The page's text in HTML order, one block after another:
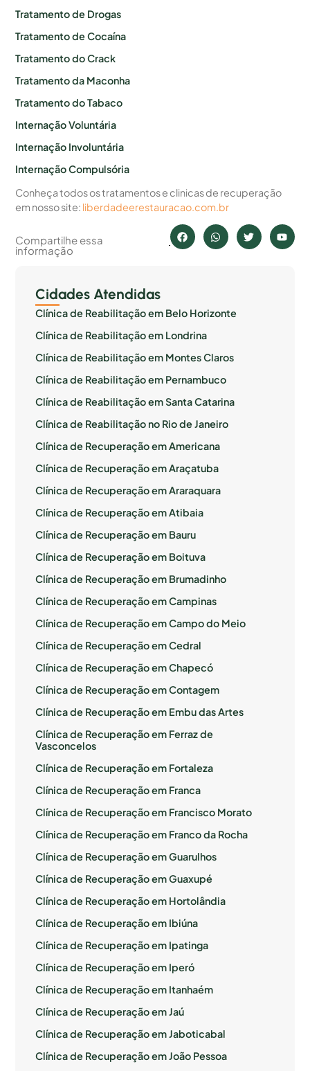
Tratamento de Drogas
Tratamento de Cocaína
Tratamento do Crack
Tratamento da Maconha
Tratamento do Tabaco
Internação Voluntária
Internação Involuntária
Internação Compulsória
Conheça todos os tratamentos e clinicas de recuperação
em nosso site: liberdadeerestauracao.com.br
Compartilhe essa
informação
Cidades Atendidas
Clínica de Reabilitação em Belo Horizonte
Clínica de Reabilitação em Londrina
Clínica de Reabilitação em Montes Claros
Clínica de Reabilitação em Pernambuco
Clínica de Reabilitação em Santa Catarina
Clínica de Reabilitação no Rio de Janeiro
Clínica de Recuperação em Americana
Clínica de Recuperação em Araçatuba
Clínica de Recuperação em Araraquara
Clínica de Recuperação em Atibaia
Clínica de Recuperação em Bauru
Clínica de Recuperação em Boituva
Clínica de Recuperação em Brumadinho
Clínica de Recuperação em Campinas
Clínica de Recuperação em Campo do Meio
Clínica de Recuperação em Cedral
Clínica de Recuperação em Chapecó
Clínica de Recuperação em Contagem
Clínica de Recuperação em Embu das Artes
Clínica de Recuperação em Ferraz de
Vasconcelos
Clínica de Recuperação em Fortaleza
Clínica de Recuperação em Franca
Clínica de Recuperação em Francisco Morato
Clínica de Recuperação em Franco da Rocha
Clínica de Recuperação em Guarulhos
Clínica de Recuperação em Guaxupé
Clínica de Recuperação em Hortolândia
Clínica de Recuperação em Ibiúna
Clínica de Recuperação em Ipatinga
Clínica de Recuperação em Iperó
Clínica de Recuperação em Itanhaém
Clínica de Recuperação em Jaú
Clínica de Recuperação em Jaboticabal
Clínica de Recuperação em João Pessoa